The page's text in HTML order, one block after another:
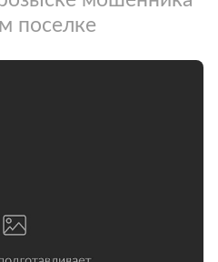
поселке